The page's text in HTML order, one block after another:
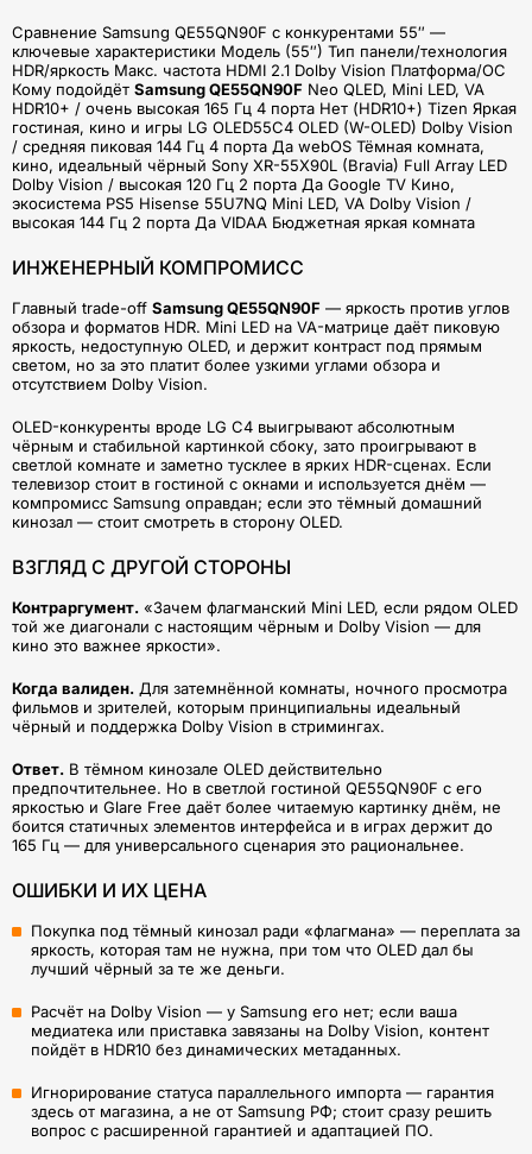
Сравнение Samsung QE55QN90F с конкурентами 55″ —
ключевые характеристики Модель (55″) Тип панели/технология
HDR/яркость Макс. частота HDMI 2.1 Dolby Vision Платформа/ОС
Кому подойдёт Samsung QE55QN90F Neo QLED, Mini LED, VA
HDR10+ / очень высокая 165 Гц 4 порта Нет (HDR10+) Tizen Яркая
гостиная, кино и игры LG OLED55C4 OLED (W-OLED) Dolby Vision
/ средняя пиковая 144 Гц 4 порта Да webOS Тёмная комната,
кино, идеальный чёрный Sony XR-55X90L (Bravia) Full Array LED
Dolby Vision / высокая 120 Гц 2 порта Да Google TV Кино,
экосистема PS5 Hisense 55U7NQ Mini LED, VA Dolby Vision /
высокая 144 Гц 2 порта Да VIDAA Бюджетная яркая комната
ИНЖЕНЕРНЫЙ КОМПРОМИСС
Главный trade-off Samsung QE55QN90F — яркость против углов
обзора и форматов HDR. Mini LED на VA-матрице даёт пиковую
яркость, недоступную OLED, и держит контраст под прямым
светом, но за это платит более узкими углами обзора и
отсутствием Dolby Vision.
OLED-конкуренты вроде LG C4 выигрывают абсолютным
чёрным и стабильной картинкой сбоку, зато проигрывают в
светлой комнате и заметно тусклее в ярких HDR-сценах. Если
телевизор стоит в гостиной с окнами и используется днём —
компромисс Samsung оправдан; если это тёмный домашний
кинозал — стоит смотреть в сторону OLED.
ВЗГЛЯД С ДРУГОЙ СТОРОНЫ
Контраргумент. «Зачем флагманский Mini LED, если рядом OLED
той же диагонали с настоящим чёрным и Dolby Vision — для
кино это важнее яркости».
Когда валиден. Для затемнённой комнаты, ночного просмотра
фильмов и зрителей, которым принципиальны идеальный
чёрный и поддержка Dolby Vision в стримингах.
Ответ. В тёмном кинозале OLED действительно
предпочтительнее. Но в светлой гостиной QE55QN90F с его
яркостью и Glare Free даёт более читаемую картинку днём, не
боится статичных элементов интерфейса и в играх держит до
165 Гц — для универсального сценария это рациональнее.
ОШИБКИ И ИХ ЦЕНА
Покупка под тёмный кинозал ради «флагмана» — переплата за
яркость, которая там не нужна, при том что OLED дал бы
лучший чёрный за те же деньги.
Расчёт на Dolby Vision — у Samsung его нет; если ваша
медиатека или приставка завязаны на Dolby Vision, контент
пойдёт в HDR10 без динамических метаданных.
Игнорирование статуса параллельного импорта — гарантия
здесь от магазина, а не от Samsung РФ; стоит сразу решить
вопрос с расширенной гарантией и адаптацией ПО.